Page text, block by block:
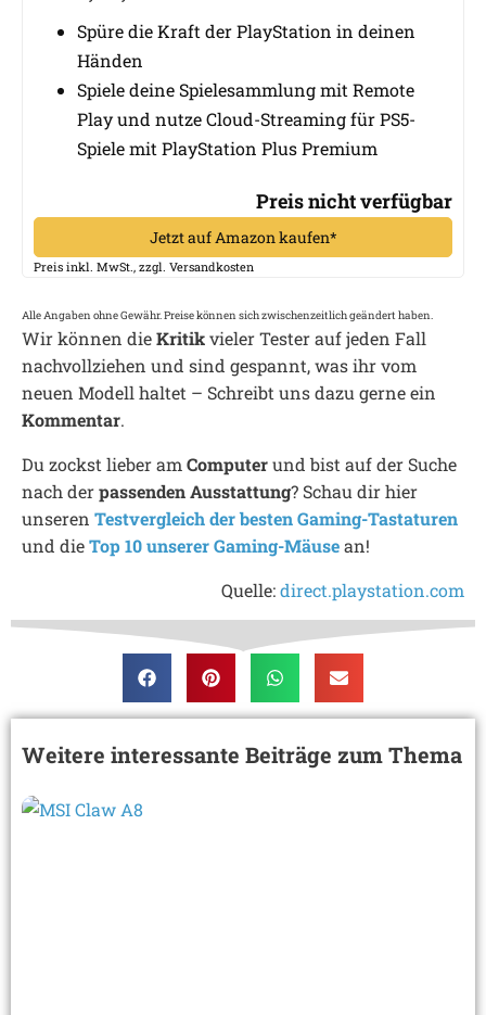
Spüre die Kraft der PlayStation in deinen
Händen
Spiele deine Spielesammlung mit Remote
Play und nutze Cloud-Streaming für PS5-
Spiele mit PlayStation Plus Premium
Preis nicht verfügbar
Jetzt auf Amazon kaufen*
Preis inkl. MwSt., zzgl. Versandkosten
Alle Angaben ohne Gewähr. Preise können sich zwischenzeitlich geändert haben.
Wir können dieKritikvieler Tester auf jeden Fall
nachvollziehen und sind gespannt, was ihr vom
neuen Modell haltet – Schreibt uns dazu gerne ein
Kommentar.
Du zockst lieber am Computerund bist auf der Suche
nach derpassenden Ausstattung? Schau dir hier
unseren Testvergleich der besten Gaming-Tastaturen
und dieTop 10 unserer Gaming-Mäusean!
Quelle:direct.playstation.com
Weitere interessante Beiträge zum Thema